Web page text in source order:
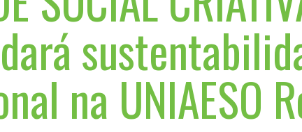
na UNIAESO